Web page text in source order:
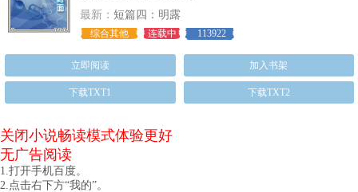
最新： 短篇四：明露
综合其他 连载中 113922
立即阅读 加入书架
下载TXT1 下载TXT2
关闭小说畅读模式体验更好
无广告阅读
1.打开手机百度。
2.点击右下方“我的”。